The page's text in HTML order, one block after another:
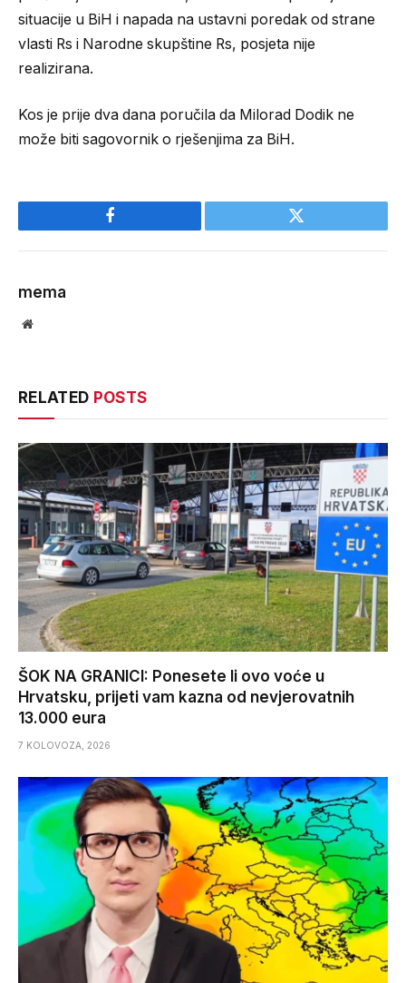
situacije u BiH i napada na ustavni poredak od strane
vlasti Rs i Narodne skupštine Rs, posjeta nije
realizirana.
Kos je prije dva dana poručila da Milorad Dodik ne
može biti sagovornik o rješenjima za BiH.
Facebook Twitter
mema
Website
RELATED POSTS
ŠOK NA GRANICI: Ponesete li ovo voće u
Hrvatsku, prijeti vam kazna od nevjerovatnih
13.000 eura
7 KOLOVOZA, 2026